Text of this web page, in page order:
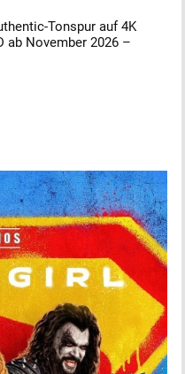
Tonspur auf 4K
ab November 2026 –